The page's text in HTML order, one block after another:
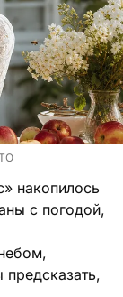
накопилось
с погодой,